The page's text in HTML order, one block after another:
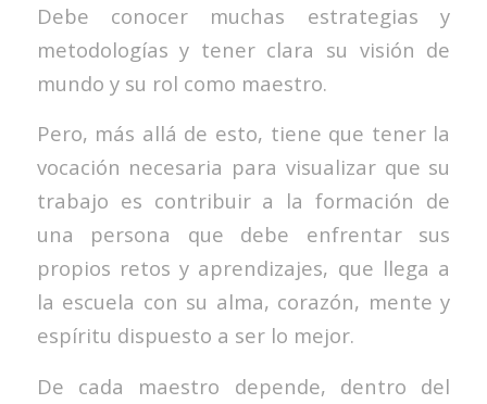
Debe conocer muchas estrategias y
metodologías y tener clara su visión de
mundo y su rol como maestro.
Pero, más allá de esto, tiene que tener la
vocación necesaria para visualizar que su
trabajo es contribuir a la formación de
una persona que debe enfrentar sus
propios retos y aprendizajes, que llega a
la escuela con su alma, corazón, mente y
espíritu dispuesto a ser lo mejor.
De cada maestro depende, dentro del